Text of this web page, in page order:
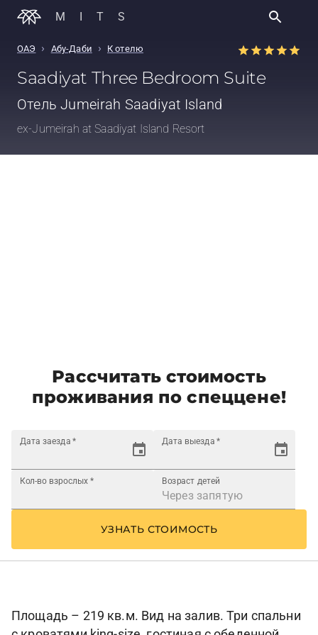
MITS
ОАЭ › Абу-Даби › К отелю
Saadiyat Three Bedroom Suite
ОтельJumeirah Saadiyat Island
ex-Jumeirah at Saadiyat Island Resort
Рассчитать стоимость
проживания по спеццене!
Дата заезда * Дата выезда *
Кол-во взрослых * Возраст детей
УЗНАТЬ СТОИМОСТЬ
Площадь – 219 кв.м. Вид на залив. Три спальни